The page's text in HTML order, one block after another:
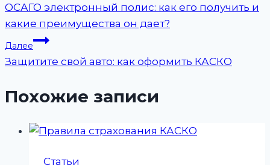
ОСАГО электронный полис: как его получить и
какие преимущества он дает?
Далее
Защитите свой авто: как оформить КАСКО
Похожие записи
Статьи